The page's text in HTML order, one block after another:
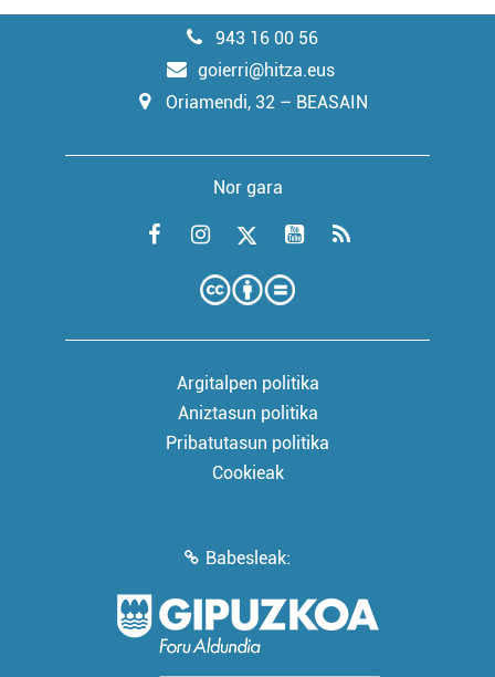
943 16 00 56
goierri@hitza.eus
Oriamendi, 32 – BEASAIN
Nor gara
Argitalpen politika
Aniztasun politika
Pribatutasun politika
Cookieak
Babesleak: